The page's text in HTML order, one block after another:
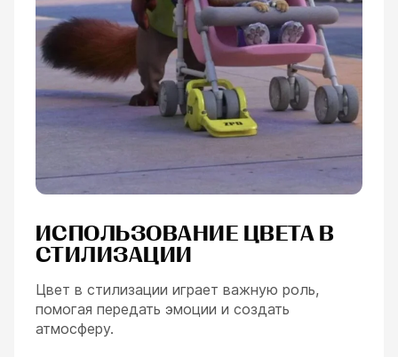
ИСПОЛЬЗОВАНИЕ ЦВЕТА В
СТИЛИЗАЦИИ
Цвет в стилизации играет важную роль,
помогая передать эмоции и создать
атмосферу.